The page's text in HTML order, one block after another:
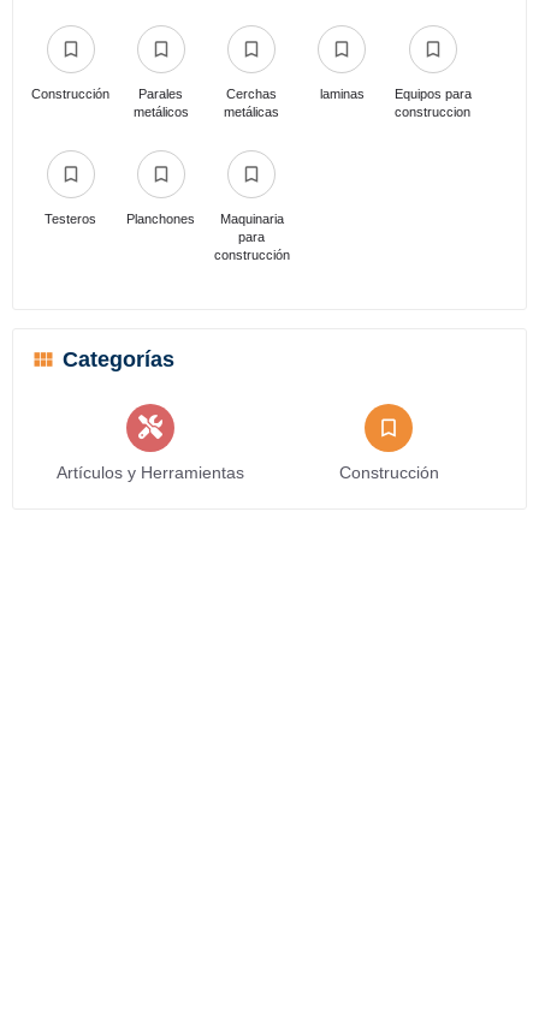
Construcción
Parales
metálicos
Cerchas
metálicas
laminas
Equipos para
construccion
Testeros Planchones
Maquinaria
para
construcción
Categorías
Artículos y Herramientas Construcción